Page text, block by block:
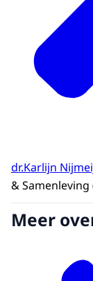
dr.Karlijn
& Samenleving
Meer